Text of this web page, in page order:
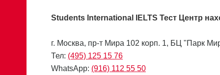
Students International IELTS Тест Центр
г. Москва, пр-т Мира 102 корп. 1, БЦ "Парк
Тел: (495) 125 15 76
WhatsApp: (916) 112 55 50